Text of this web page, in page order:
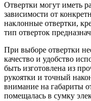
Отвертки могут иметь
зависимости от
наклонные отвертки,
тип отверток
При выборе отвертки
качество и удобство
быть изготовлена из
рукоятки и точный
внимание на габариты
помещалась в сумку